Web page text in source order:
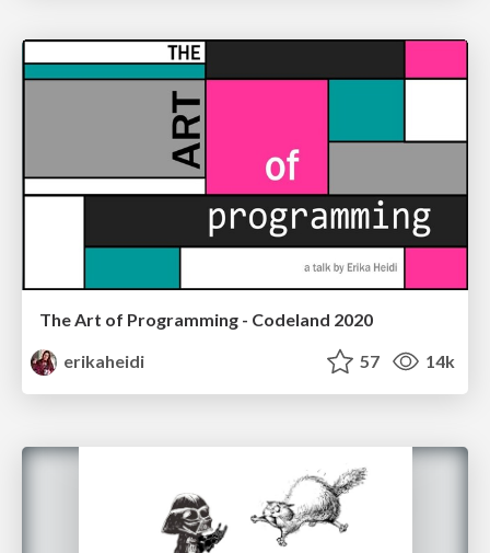
The Art of Programming - Codeland 2020
erikaheidi
57 14k